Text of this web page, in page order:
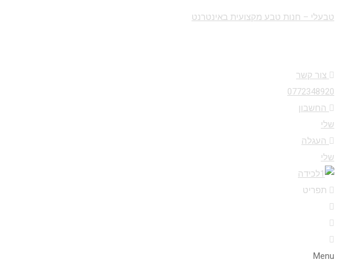
טבעלי – חנות טבע מקצועית באינטרנט
צור קשר
0772348920
החשבון
שלי
העגלה
שלי
תפריט
Menu